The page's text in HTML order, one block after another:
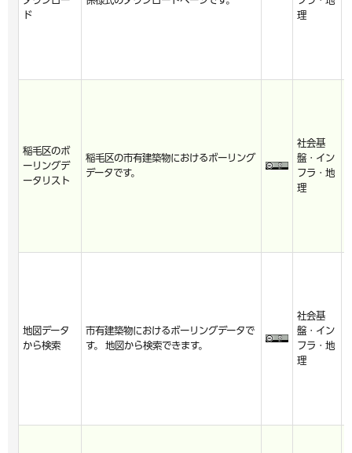
ド
理
稲毛区のボ
ーリングデ
ータリスト
稲毛区の市有建築物におけるボーリング
データです。
社会基
盤・イン
フラ・地
理
地図データ
から検索
市有建築物におけるボーリングデータで
す。 地図から検索できます。
社会基
盤・イン
フラ・地
理